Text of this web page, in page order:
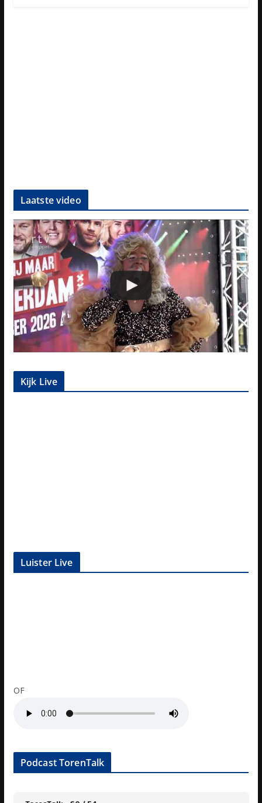
Laatste video
Kijk Live
Luister Live
OF
Podcast TorenTalk